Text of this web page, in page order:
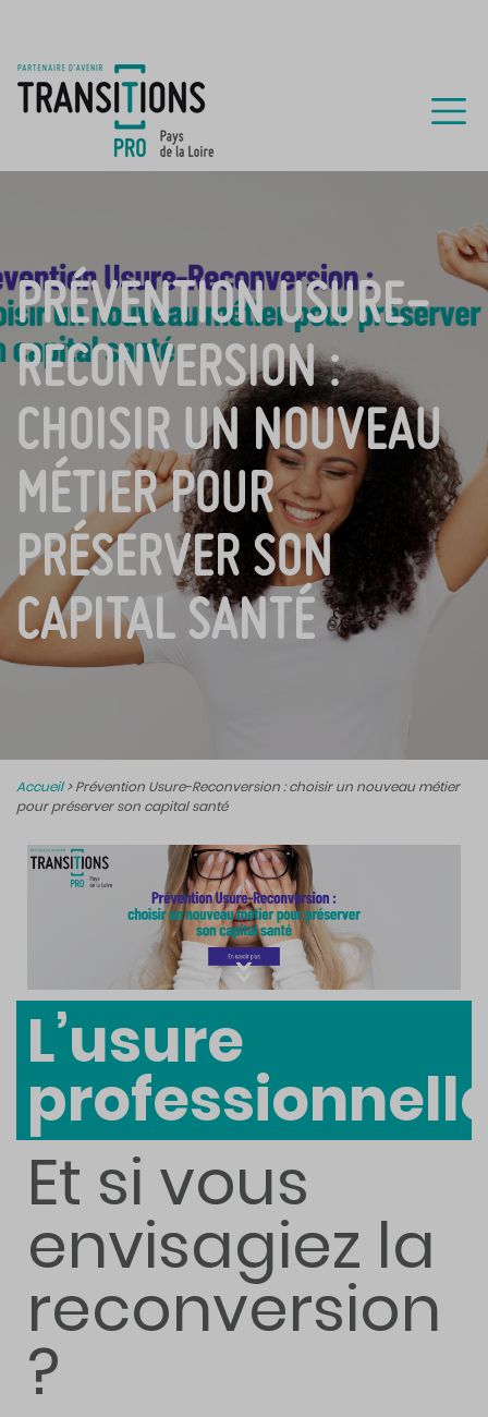
PRÉVENTION USURE-
RECONVERSION :
CHOISIR UN NOUVEAU
MÉTIER POUR
PRÉSERVER SON
CAPITAL SANTÉ
Accueil>Prévention Usure-Reconversion : choisir un nouveau métier
pour préserver son capital santé
L’usure
Et si vous
envisagiez la
reconversion
?